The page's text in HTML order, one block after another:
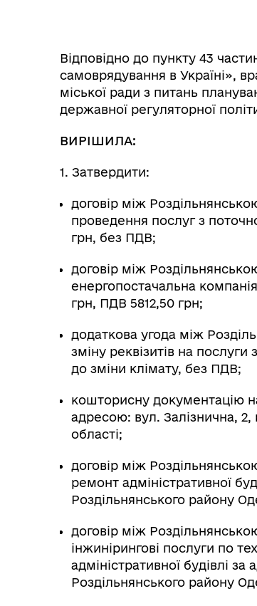
Графіки прийому громадян
робочі групи, комісії)
Відповідно до пункту 43
самоврядування в Україні»,
міської ради з питань
державної регуляторної
ВИРІШИЛА:
1. Затвердити:
договір між
проведення послуг з
грн, без ПДВ;
договір між
енергопостачальна
грн, ПДВ 5812,50 грн;
додаткова угода між
зміну реквізитів на послуги
до зміни клімату, без ПДВ;
кошторисну документацію
адресою: вул. Залізнична, 2,
області;
договір між
ремонт адміністративної
Роздільнянського району
договір між
інжинірингові послуги по
адміністративної будівлі
Роздільнянського району